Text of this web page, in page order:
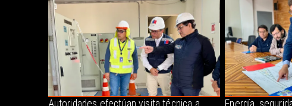
Autoridades efectúan visita técnica a
Energía,